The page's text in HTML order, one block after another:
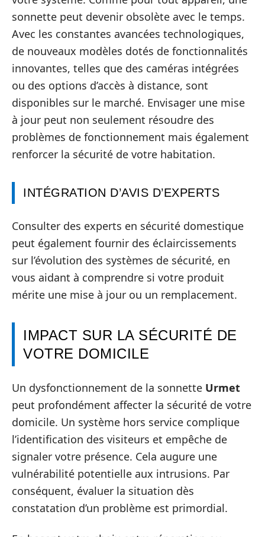
sonnette peut devenir obsolète avec le temps.
Avec les constantes avancées technologiques,
de nouveaux modèles dotés de fonctionnalités
innovantes, telles que des caméras intégrées
ou des options d’accès à distance, sont
disponibles sur le marché. Envisager une mise
à jour peut non seulement résoudre des
problèmes de fonctionnement mais également
renforcer la sécurité de votre habitation.
INTÉGRATION D’AVIS D’EXPERTS
Consulter des experts en sécurité domestique
peut également fournir des éclaircissements
sur l’évolution des systèmes de sécurité, en
vous aidant à comprendre si votre produit
mérite une mise à jour ou un remplacement.
IMPACT SUR LA SÉCURITÉ DE
VOTRE DOMICILE
Un dysfonctionnement de la sonnette Urmet
peut profondément affecter la sécurité de votre
domicile. Un système hors service complique
l’identification des visiteurs et empêche de
signaler votre présence. Cela augure une
vulnérabilité potentielle aux intrusions. Par
conséquent, évaluer la situation dès
constatation d’un problème est primordial.